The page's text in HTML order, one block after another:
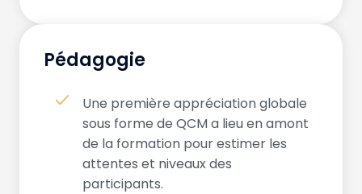
Pédagogie
Une première appréciation globale
sous forme de QCM a lieu en amont
de la formation pour estimer les
attentes et niveaux des
participants.